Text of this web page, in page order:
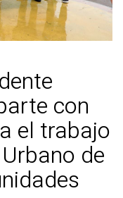
con
el trabajo
de